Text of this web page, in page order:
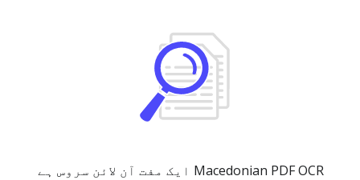
Macedonian PDF OCR ایک مفت آن لائن سروس ہے